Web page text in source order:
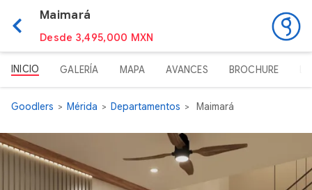
Maimará
Desde 3,495,000 MXN
INICIO GALERÍA MAPA AVANCES BROCHURE
Goodlers Mérida Departamentos Maimará